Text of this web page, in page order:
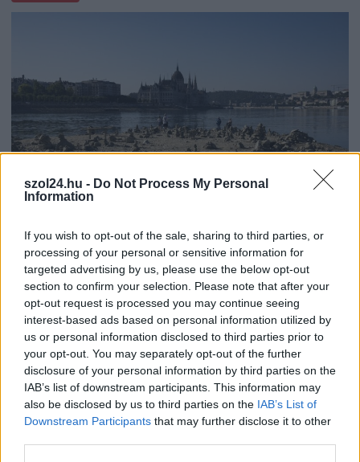
szol24.hu - Do Not Process My Personal
Information
If you wish to opt-out of the sale, sharing to third parties, or
processing of your personal or sensitive information for
targeted advertising by us, please use the below opt-out
section to confirm your selection. Please note that after your
opt-out request is processed you may continue seeing
interest-based ads based on personal information utilized by
us or personal information disclosed to third parties prior to
your opt-out. You may separately opt-out of the further
disclosure of your personal information by third parties on the
IAB’s list of downstream participants. This information may
also be disclosed by us to third parties on the IAB’s List of
Downstream Participants that may further disclose it to other
2026.08.06.
Egyszer fent, egyszer lent, így festett a Duna a két
évvel ezelőtti árvíz idején és így most –
fotógyűjtemény ugyanazokból a szögekből
Akik szeretik az előtte-utána képeket, azok számára
feltétlenül ajánlott ez a képgyűjtemény. Több helyszín
ugyanabból a...
Magyarország